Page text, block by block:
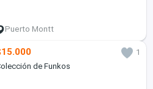
Puerto Montt
1
de Funkos